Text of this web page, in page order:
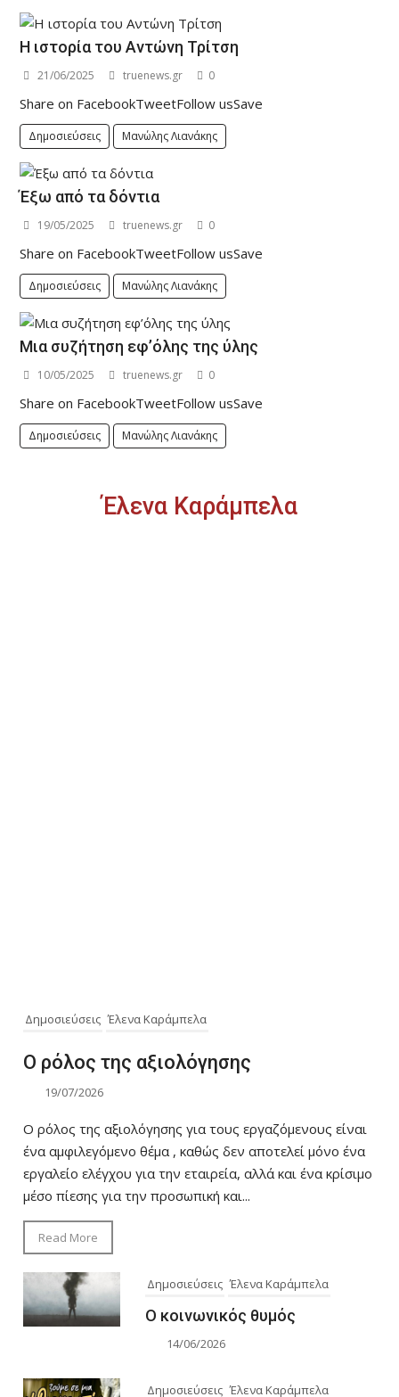
Η ιστορία του Αντώνη Τρίτση
21/06/2025 truenews.gr 0
Share on FacebookTweetFollow usSave
Δημοσιεύσεις Μανώλης Λιανάκης
Έξω από τα δόντια
19/05/2025 truenews.gr 0
Share on FacebookTweetFollow usSave
Δημοσιεύσεις Μανώλης Λιανάκης
Μια συζήτηση εφ’όλης της ύλης
10/05/2025 truenews.gr 0
Share on FacebookTweetFollow usSave
Δημοσιεύσεις Μανώλης Λιανάκης
Έλενα Καράμπελα
Δημοσιεύσεις Έλενα Καράμπελα
Ο ρόλος της αξιολόγησης
19/07/2026
Ο ρόλος της αξιολόγησης για τους εργαζόμενους είναι
ένα αμφιλεγόμενο θέμα , καθώς δεν αποτελεί μόνο ένα
εργαλείο ελέγχου για την εταιρεία, αλλά και ένα κρίσιμο
μέσο πίεσης για την προσωπική και...
Read More
Δημοσιεύσεις Έλενα Καράμπελα
Ο κοινωνικός θυμός
14/06/2026
Δημοσιεύσεις Έλενα Καράμπελα